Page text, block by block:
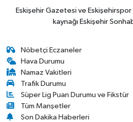
Eskişehir Gazetesi ve
kaynağı Eskişehir
Nöbetçi Eczaneler
Hava Durumu
Namaz Vakitleri
Trafik Durumu
Süper Lig Puan Durumu ve Fikstür
Tüm Manşetler
Son Dakika Haberleri